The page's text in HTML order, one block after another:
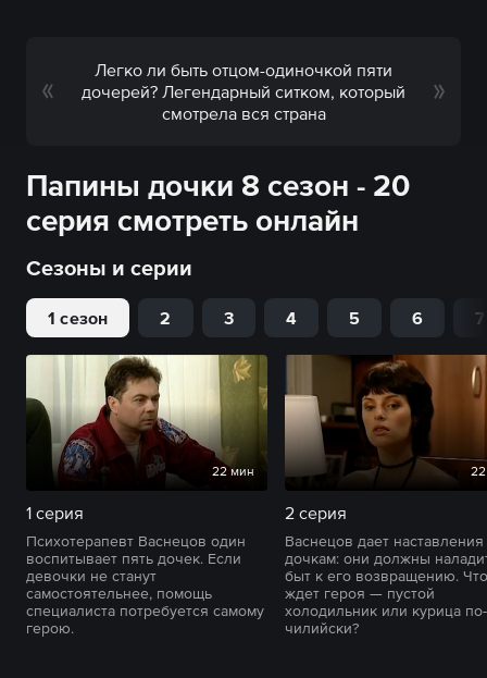
Легко ли быть отцом-одиночкой пяти
дочерей? Легендарный ситком, который
смотрела вся страна
Папины дочки 8 сезон - 20
серия смотреть онлайн
Сезоны и серии
1 сезон 2 3 4 5 6 7
22 мин
1 серия
Психотерапевт Васнецов один
воспитывает пять дочек. Если
девочки не станут
самостоятельнее, помощь
специалиста потребуется самому
герою.
2 серия
Васнецов дает наставления
дочкам: они должны
быт к его возвращению. Что
ждет героя — пустой
холодильник или курица по-
чилийски?